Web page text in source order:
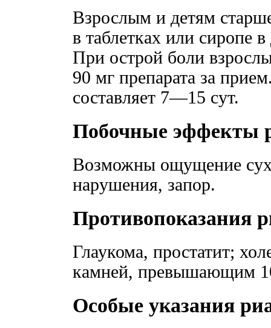
Взрослым и детям
в таблетках или сиропе
При острой боли
90 мг препарата за
составляет 7—15 сут.
Побочные эффекты
Возможны ощущение
нарушения, запор.
Противопоказания
Глаукома, простатит;
камней, превышающим
Особые указания